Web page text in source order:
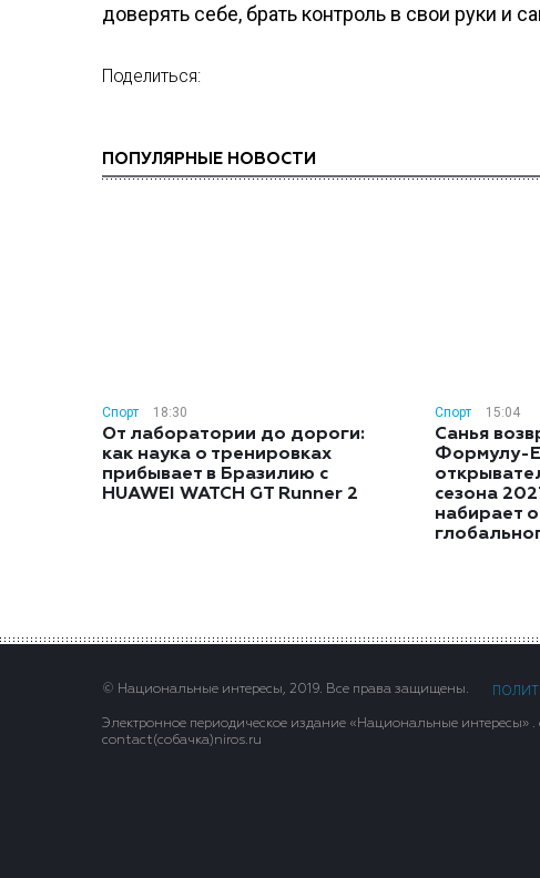
доверять себе, брать контроль в свои руки и
Поделиться:
ПОПУЛЯРНЫЕ НОВОСТИ
Спорт 18:30
От лаборатории до дороги:
как наука о тренировках
прибывает в Бразилию с
HUAWEI WATCH GT Runner 2
Спорт 15:04
Санья
Формулу-E
сезона
набирает
© Национальные интересы, 2019. Все права защищены.
Электронное периодическое издание «Национальные интересы» .
contact(сoбaчка)niros.ru